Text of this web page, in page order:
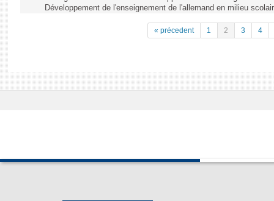
Développement de l'enseignement de l'allemand en milieu
« précedent 1 2 3 4